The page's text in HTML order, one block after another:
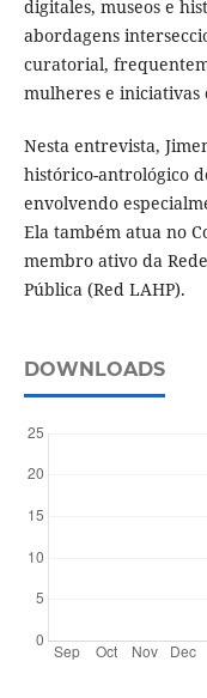
digitales, museos e
abordagens
curatorial,
mulheres e iniciativas
Nesta entrevista,
histórico-antrológico
envolvendo
Ela também atua no
membro ativo da
Pública (Red LAHP).
DOWNLOADS